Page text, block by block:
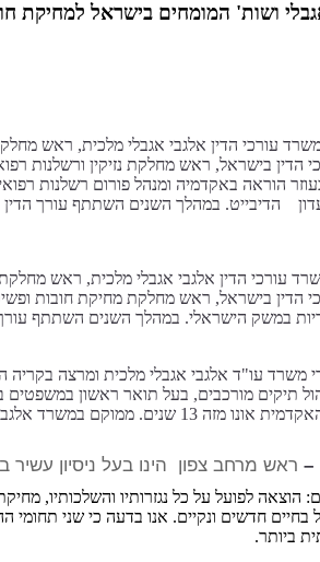
ושות' המומחים בישראל למחיקת
עורכי הדין אלגבי אגבלי מלכית, ראש מחלקת
בישראל, ראש מחלקת נזיקין ורשלנות
הדיבייט. במהלך השנים השתתף עורך
עורכי הדין אלגבי אגבלי מלכית, ראש
בישראל, ראש מחלקת מחיקת חובות
במשק הישראלי. במהלך השנים השתתף עורך
משרד עו"ד אלגבי אגבלי מלכית ומרצה בקריה
השנים השתתף עורך הדין מלכית בהשתלמויות רבות בתחומי המשפט השונים
– ראש מרחב צפון הינו בעל ניסיון
הוצאה לפועל על כל נגזרותיו והשלכותיו,
חדשים ונקיים. אנו בדעה כי שני תחומי
ביותר.